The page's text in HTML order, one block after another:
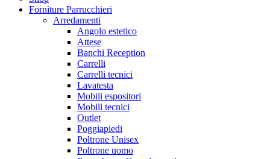
Forniture Parrucchieri
Arredamenti
Angolo estetico
Attese
Banchi Reception
Carrelli
Carrelli tecnici
Lavatesta
Mobili espositori
Mobili tecnici
Outlet
Poggiapiedi
Poltrone Unisex
Poltrone uomo